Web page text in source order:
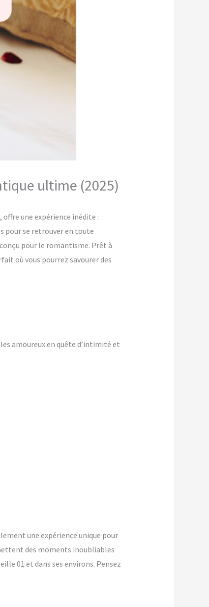
ultime (2025)
une expérience inédite :
pour se retrouver en toute
pour le romantisme. Prêt à
où vous pourrez savourer des
amoureux en quête d’intimité et
une expérience unique pour
des moments inoubliables
01 et dans ses environs. Pensez